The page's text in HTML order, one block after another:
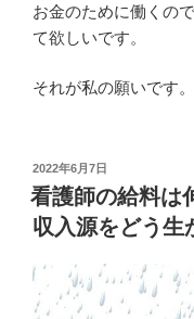
お金のために働くの
て欲しいです。
それが私の願いです。
投
稿
日:
2022年6月7日
看護師の給料は
収入源をどう生